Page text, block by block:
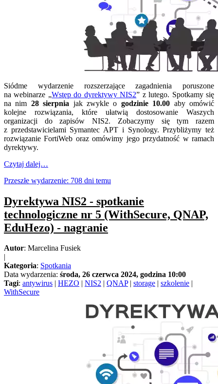
Siódme wydarzenie rozszerzające zagadnienia poruszone
na webinarze „Wstęp do dyrektywy NIS2” z lutego. Spotkamy się
na nim 28 sierpnia jak zwykle o godzinie 10.00 aby omówić
kolejne rozwiązania, które ułatwią dostosowanie Waszych
organizacji do zapisów NIS2. Zobaczymy się tym razem
z przedstawicielami Symantec APT i Synology. Przybliżymy też
rozwiązanie FortiWeb oraz omówimy jego przydatność w ramach
dyrektywy.
Czytaj dalej…
Przeszłe wydarzenie: 708 dni temu
Dyrektywa NIS2 - spotkanie
technologiczne nr 5 (WithSecure, QNAP,
EduHezo) - nagranie
Autor: Marcelina Fusiek
|
Kategoria: Spotkania
Data wydarzenia: środa, 26 czerwca 2024, godzina 10:00
Tagi: antywirus | HEZO | NIS2 | QNAP| storage | szkolenie |
WithSecure